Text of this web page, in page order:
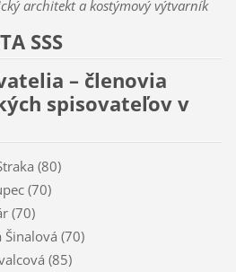
architekt a kostýmový výtvarník
SSS
– členovia
spisovateľov v
(80)
(70)
(70)
(70)
(85)